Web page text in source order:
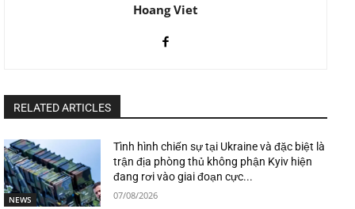
Hoang Viet
RELATED ARTICLES
NEWS
Tình hình chiến sự tại Ukraine và đặc biệt là
trận địa phòng thủ không phận Kyiv hiện
đang rơi vào giai đoạn cực...
07/08/2026